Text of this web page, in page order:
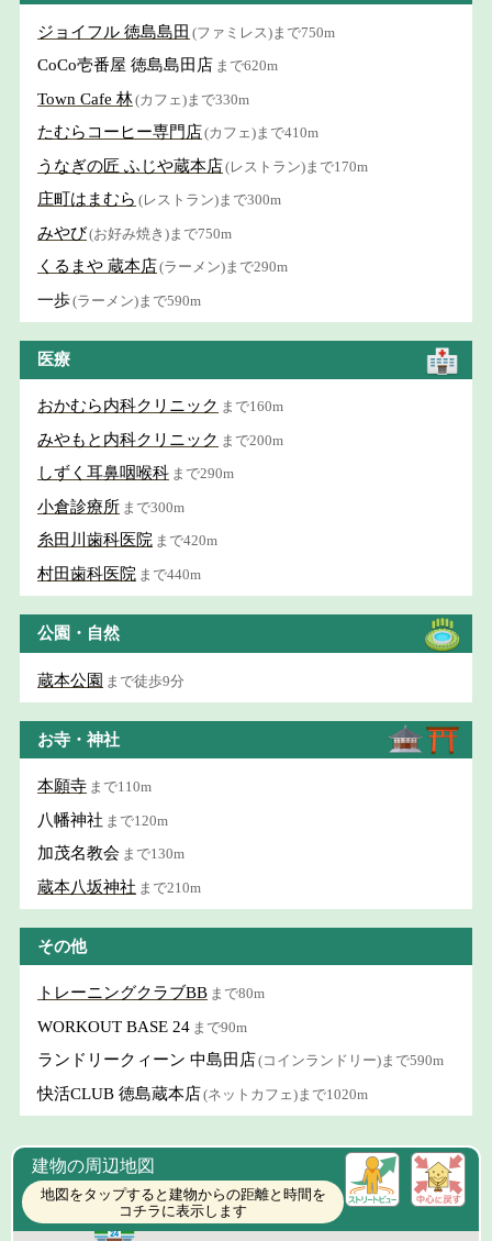
ジョイフル 徳島島田 (ファミレス)まで750m
CoCo壱番屋 徳島島田店 まで620m
Town Cafe 林(カフェ)まで330m
たむらコーヒー専門店(カフェ)まで410m
うなぎの匠 ふじや蔵本店(レストラン)まで170m
庄町はまむら (レストラン)まで300m
みやび(お好み焼き)まで750m
くるまや 蔵本店(ラーメン)まで290m
一歩(ラーメン)まで590m
医療
おかむら内科クリニック まで160m
みやもと内科クリニック まで200m
しずく耳鼻咽喉科 まで290m
小倉診療所 まで300m
糸田川歯科医院 まで420m
村田歯科医院 まで440m
公園・自然
蔵本公園 まで徒歩9分
お寺・神社
本願寺 まで110m
八幡神社 まで120m
加茂名教会 まで130m
蔵本八坂神社 まで210m
その他
トレーニングクラブBB まで80m
WORKOUT BASE 24 まで90m
ランドリークィーン 中島田店(コインランドリー)まで590m
快活CLUB 徳島蔵本店(ネットカフェ)まで1020m
建物の周辺地図
地図をタップすると建物からの距離と時間を
コチラに表示します